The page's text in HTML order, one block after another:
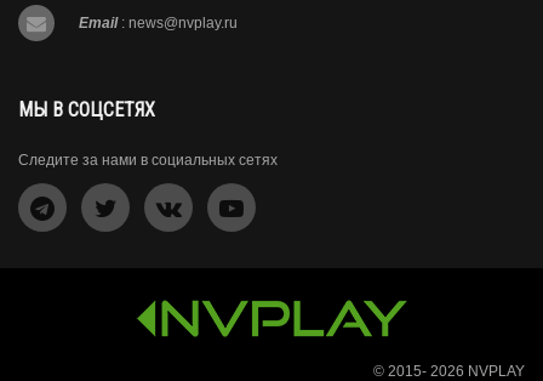
Email : news@nvplay.ru
МЫ В СОЦСЕТЯХ
Следите за нами в социальных сетях
© 2015- 2026 NVPLAY